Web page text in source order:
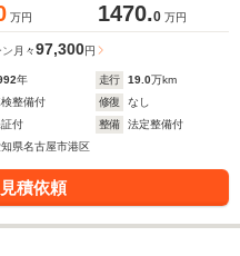
万円 1470.0 万円
月々97,300円
年 走行 19.0万km
整備付 修復
なし
付 整備
法定整備付
県名古屋市港区
積依頼